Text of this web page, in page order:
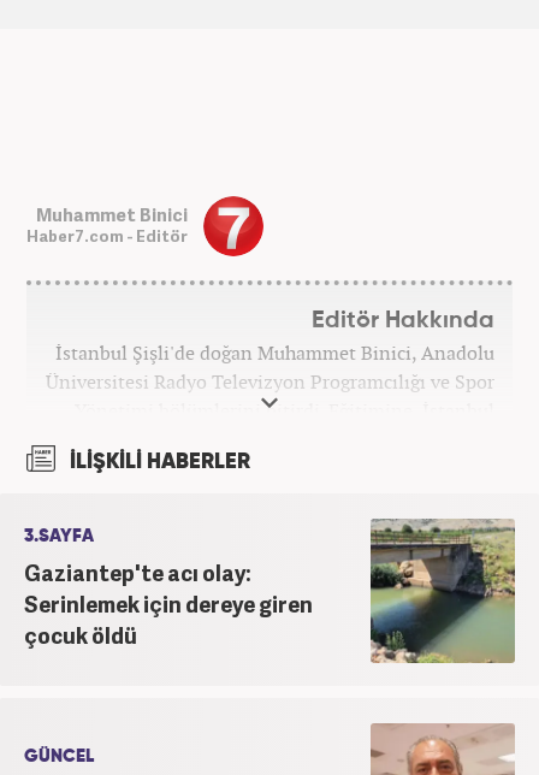
Muhammet Binici
Haber7.com - Editör
Editör Hakkında
İstanbul Şişli'de doğan Muhammet Binici, Anadolu
Üniversitesi Radyo Televizyon Programcılığı ve Spor
Yönetimi bölümlerini bitirdi. Eğitimine, İstanbul
etmektedir. Gazeteciliğe 2012 yılında yerel haber
Magazin alanlarında editör-muhabirlik yaptı. 2016
yılında Yeni Akit Gazetesi'nde bir yıl muhabirlik
yaptıktan sonra, 2020 Eylül itibariyle Haber7'de
'Gündem Editörü' olarak görevine devam
etmektedir.
İLİŞKİLİ HABERLER
3.SAYFA
Gaziantep'te acı olay:
Serinlemek için dereye giren
çocuk öldü
GÜNCEL